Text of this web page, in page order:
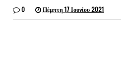
0 Πέμπτη 17 Ιουνίου 2021